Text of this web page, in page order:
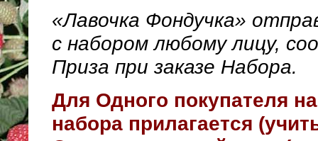
«Лавочка Фондучка»
с набором любому лицу,
Приза при заказе Набора.
Для Одного покупателя
набора прилагается